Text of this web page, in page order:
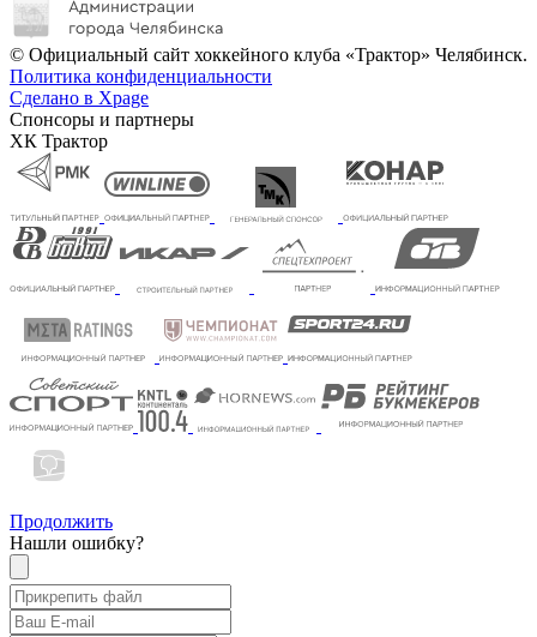
© Официальный сайт хоккейного клуба «Трактор» Челябинск.
Политика конфиденциальности
Сделано в Xpage
Спонсоры и партнеры
ХК Трактор
Продолжить
Нашли ошибку?